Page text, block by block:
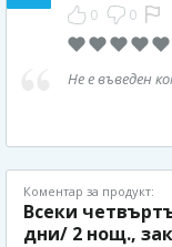
0 0
Не е въведен
Коментар за продукт:
Всеки
дни/ 2 нощ.,